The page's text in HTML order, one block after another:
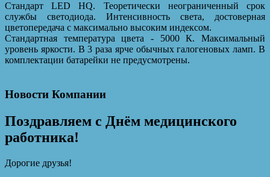
Стандарт LED HQ. Теоретически неограниченный срок
службы светодиода. Интенсивность света, достоверная
цветопередача с максимально высоким индексом.
Стандартная температура цвета - 5000 К. Максимальный
уровень яркости. В 3 раза ярче обычных галогеновых ламп. В
комплектации батарейки не предусмотрены.
Новости Компании
Поздравляем с Днём медицинского
работника!
Дорогие друзья!